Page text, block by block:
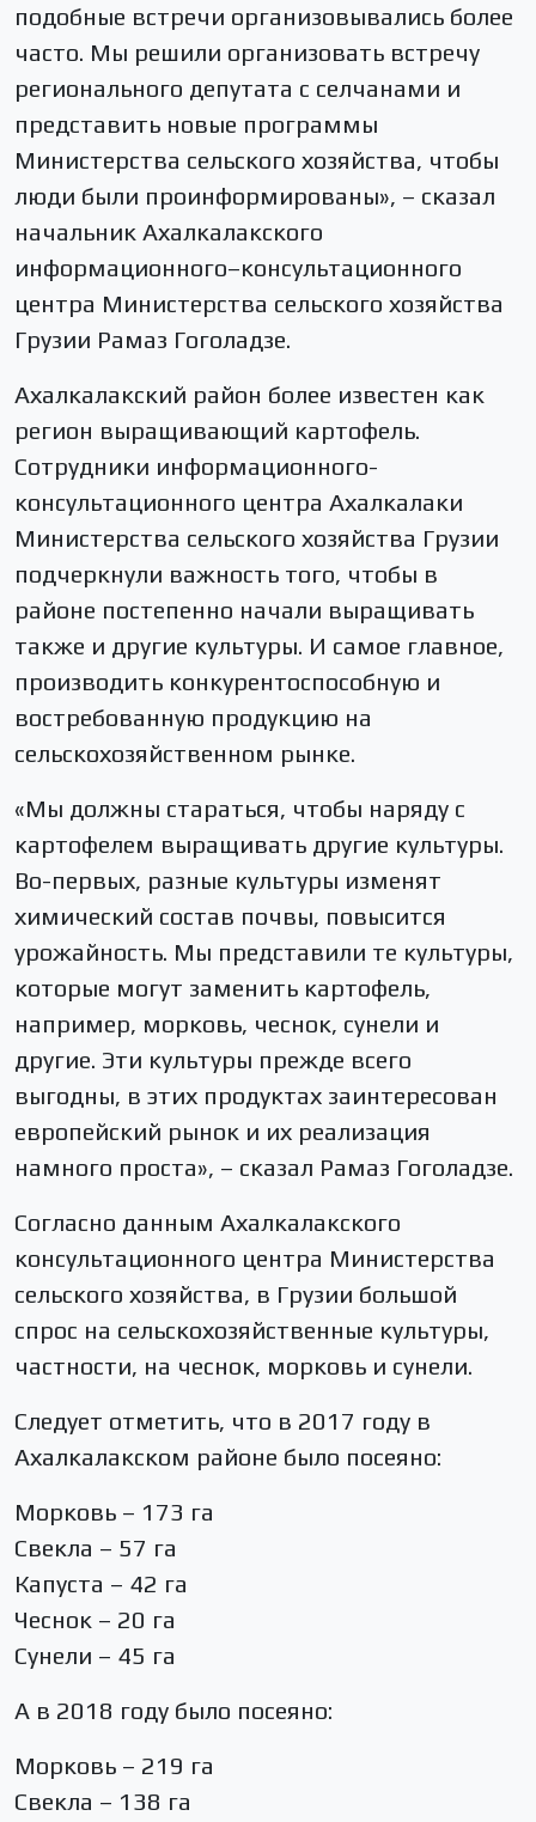
подобные встречи организовывались более
часто. Мы решили организовать встречу
регионального депутата с селчанами и
представить новые программы
Министерства сельского хозяйства, чтобы
люди были проинформированы», – сказал
начальник Ахалкалакского
информационного–консультационного
центра Министерства сельского хозяйства
Грузии Рамаз Гоголадзе.
Ахалкалакский район более известен как
регион выращивающий картофель.
Сотрудники информационного-
консультационного центра Ахалкалаки
Министерства сельского хозяйства Грузии
подчеркнули важность того, чтобы в
районе постепенно начали выращивать
также и другие культуры. И самое главное,
производить конкурентоспособную и
востребованную продукцию на
сельскохозяйственном рынке.
«Мы должны стараться, чтобы наряду с
картофелем выращивать другие культуры.
Во-первых, разные культуры изменят
химический состав почвы, повысится
урожайность. Мы представили те культуры,
которые могут заменить картофель,
например, морковь, чеснок, сунели и
другие. Эти культуры прежде всего
выгодны, в этих продуктах заинтересован
европейский рынок и их реализация
намного проста», – сказал Рамаз Гоголадзе.
Согласно данным Ахалкалакского
консультационного центра Министерства
сельского хозяйства, в Грузии большой
спрос на сельскохозяйственные культуры,
частности, на чеснок, морковь и сунели.
Следует отметить, что в 2017 году в
Ахалкалакском районе было посеяно:
Морковь – 173 га
Свекла – 57 га
Капуста – 42 га
Чеснок – 20 га
Сунели – 45 га
А в 2018 году было посеяно:
Морковь – 219 га
Свекла – 138 га